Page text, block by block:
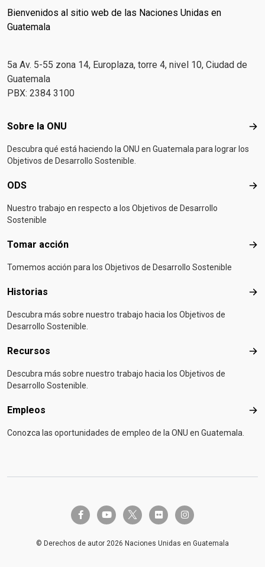
Bienvenidos al sitio web de las Naciones Unidas en
Guatemala
5a Av. 5-55 zona 14, Europlaza, torre 4, nivel 10, Ciudad de
Guatemala
PBX: 2384 3100
Footer menu
Sobre la ONU
Descubra qué está haciendo la ONU en Guatemala para lograr los
Objetivos de Desarrollo Sostenible.
ODS
Nuestro trabajo en respecto a los Objetivos de Desarrollo
Sostenible
Tomar acción
Tomemos acción para los Objetivos de Desarrollo Sostenible
Historias
Descubra más sobre nuestro trabajo hacia los Objetivos de
Desarrollo Sostenible.
Recursos
Descubra más sobre nuestro trabajo hacia los Objetivos de
Desarrollo Sostenible.
Empleos
Conozca las oportunidades de empleo de la ONU en Guatemala.
facebook-fyoutubetwitter-x flickr instagram
© Derechos de autor 2026 Naciones Unidas en Guatemala